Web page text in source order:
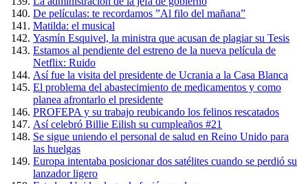
De películas: te recordamos ”Al filo del mañana”
Matilda: el musical
Yasmín Esquivel, la ministra que acusan de plagiar su Tesis
Estamos al pendiente del estreno de la nueva película de
Netflix: Ruido
Así fue la visita del presidente de Ucrania a la Casa Blanca
El problema del abastecimiento de medicamentos y como
planea afrontarlo el presidente
PROFEPA y su trabajo reubicando los felinos rescatados
Así celebró Billie Eilish su cumpleaños #21
Se sigue uniendo el personal de salud en Reino Unido para
las huelgas
Europa intentaba posicionar dos satélites cuando se perdió su
lanzador ligero